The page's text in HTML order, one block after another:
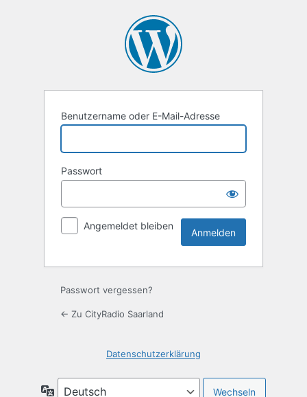
Benutzername oder E-Mail-Adresse
Passwort
Angemeldet bleiben
Passwort vergessen?
← Zu CityRadio Saarland
Datenschutzerklärung
Sprache